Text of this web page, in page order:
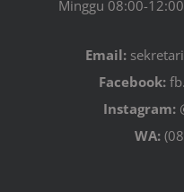
Minggu 08:00-
Email:
Facebook:
Instagram:
WA: